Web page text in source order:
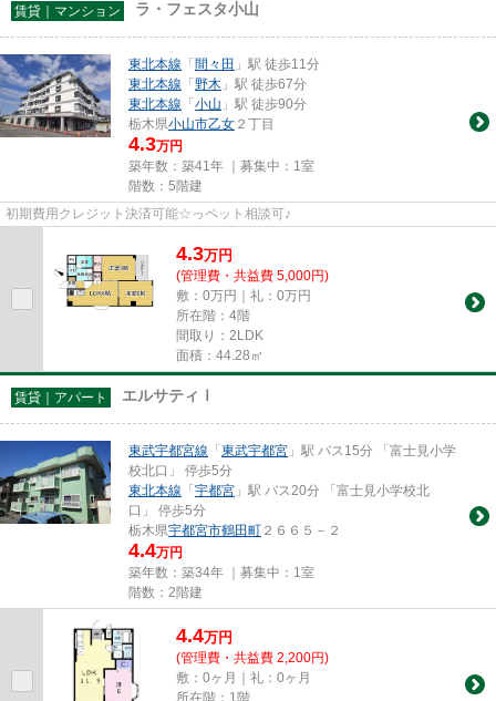
賃貸｜マンション ラ・フェスタ小山
東北本線 「間々田 」駅 徒歩11分
東北本線 「野木 」駅 徒歩67分
東北本線 「小山 」駅 徒歩90分
栃木県小山市乙女 ２丁目
4.3万円
築年数：築41年 ｜募集中： 1室
階数：5階建
初期費用クレジット決済可能☆っペット相談可♪
4.3万円
(管理費・共益費 5,000円)
敷：0万円｜礼：0万円
所在階：4階
間取り：2LDK
面積：44.28㎡
賃貸｜アパート エルサティⅠ
東武宇都宮線 「東武宇都宮 」駅 バス15分 「富士見小学
校北口」 停歩5分
東北本線 「宇都宮 」駅 バス20分 「富士見小学校北
口」 停歩5分
栃木県宇都宮市鶴田町 ２６６５－２
4.4万円
築年数：築34年 ｜募集中： 1室
階数：2階建
4.4万円
(管理費・共益費 2,200円)
敷：0ヶ月｜礼：0ヶ月
所在階：1階